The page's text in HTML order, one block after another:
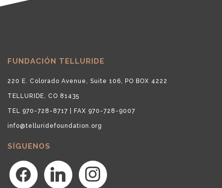
FUNDACIÓN TELLURIDE
220 E. Colorado Avenue, Suite 106, PO BOX 4222
TELLURIDE, CO 81435
TEL 970-728-8717 | FAX 970-728-9007
info@telluridefoundation.org
SÍGUENOS
facebook linkedin instagram